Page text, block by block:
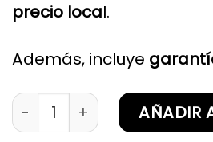
precio local.
Además, incluye
iPhone 13 Mini RosaAÑADIR